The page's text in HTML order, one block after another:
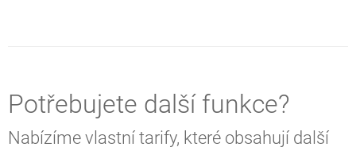
Potřebujete další funkce?
Nabízíme vlastní tarify, které obsahují další